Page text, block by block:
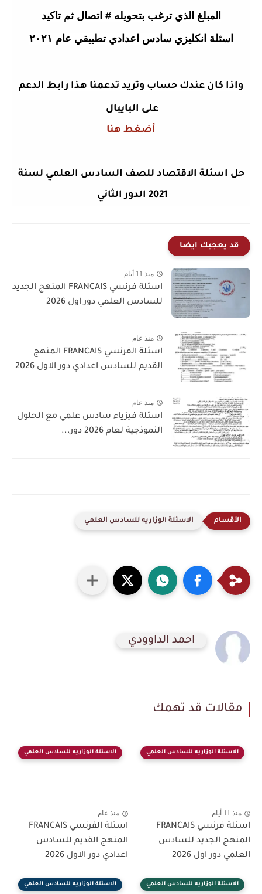
المبلغ الذي ترغب بتحويله # اتصال ثم تاكيد
اسئلة انكليزي سادس اعدادي تطبيقي عام ٢٠٢١
واذا كان عندك حساب وتريد تدعمنا هذا رابط الدعم
على البايبال
أضغط هنا
حل اسئلة الاقتصاد للصف السادس العلمي لسنة
2021 الدور الثاني
قد يعجبك ايضا
منذ 11 أيام
اسئلة فرنسي FRANCAIS المنهج الجديد
للسادس العلمي دور اول 2026
منذ عام
اسئلة الفرنسي FRANCAIS المنهج
القديم للسادس اعدادي دور الاول 2026
منذ عام
اسئلة فيزياء سادس علمي مع الحلول
النموذجية لعام 2026 دور...
الاسئلة الوزاريه للسادس العلمي
احمد الداوودي
مقالات قد تهمك
الاسئلة الوزاريه للسادس العلمي
منذ 11 أيام
اسئلة فرنسي FRANCAIS
المنهج الجديد للسادس
العلمي دور اول 2026
الاسئلة الوزاريه للسادس العلمي
منذ عام
اسئلة الفرنسي FRANCAIS
المنهج القديم للسادس
اعدادي دور الاول 2026
الاسئلة الوزاريه للسادس العلمي الاسئلة الوزاريه للسادس العلمي